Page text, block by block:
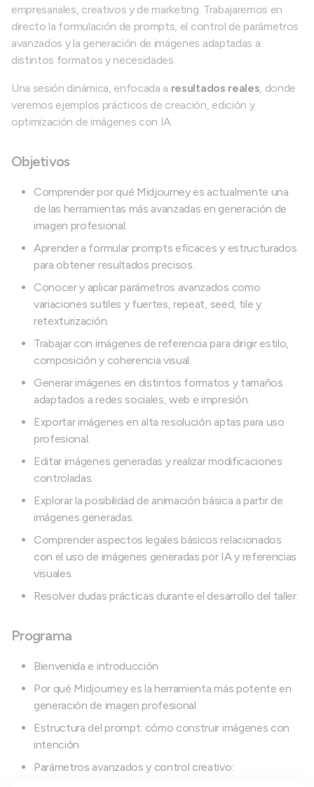
empresariales, creativos y de marketing. Trabajaremos en
directo la formulación de prompts, el control de parámetros
avanzados y la generación de imágenes adaptadas a
distintos formatos y necesidades.
Una sesión dinámica, enfocada a resultados reales, donde
veremos ejemplos prácticos de creación, edición y
optimización de imágenes con IA
Objetivos
Comprender por qué Midjourney es actualmente una
de las herramientas más avanzadas en generación de
imagen profesional.
Aprender a formular prompts eficaces y estructurados
para obtener resultados precisos.
Conocer y aplicar parámetros avanzados como
variaciones sutiles y fuertes, repeat, seed, tile y
retexturización.
Trabajar con imágenes de referencia para dirigir estilo,
composición y coherencia visual.
Generar imágenes en distintos formatos y tamaños
adaptados a redes sociales, web e impresión.
Exportar imágenes en alta resolución aptas para uso
profesional.
Editar imágenes generadas y realizar modificaciones
controladas.
Explorar la posibilidad de animación básica a partir de
imágenes generadas.
Comprender aspectos legales básicos relacionados
con el uso de imágenes generadas por IA y referencias
visuales.
Resolver dudas prácticas durante el desarrollo del taller.
Programa
Bienvenida e introducción
Por qué Midjourney es la herramienta más potente en
generación de imagen profesional
Estructura del prompt: cómo construir imágenes con
intención
Parámetros avanzados y control creativo: